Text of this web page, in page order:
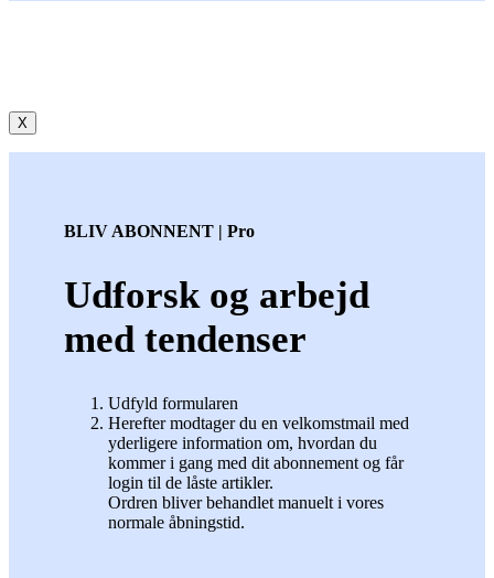
X
BLIV ABONNENT | Pro
Udforsk og arbejd
med tendenser
Udfyld formularen
Herefter modtager du en velkomstmail med
yderligere information om, hvordan du
kommer i gang med dit abonnement og får
login til de låste artikler.
Ordren bliver behandlet manuelt i vores
normale åbningstid.